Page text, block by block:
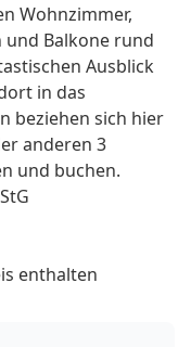
Wohnzimmer,
Balkone rund
Ausblick
in das
beziehen sich hier
anderen 3
und buchen.
enthalten